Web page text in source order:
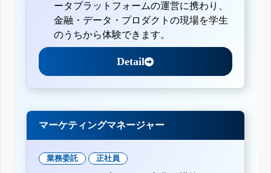
ータプラットフォームの運営に携わり、
金融・データ・プロダクトの現場を学生
のうちから体験できます。
Detail
マーケティングマネージャー
業務委託 正社員